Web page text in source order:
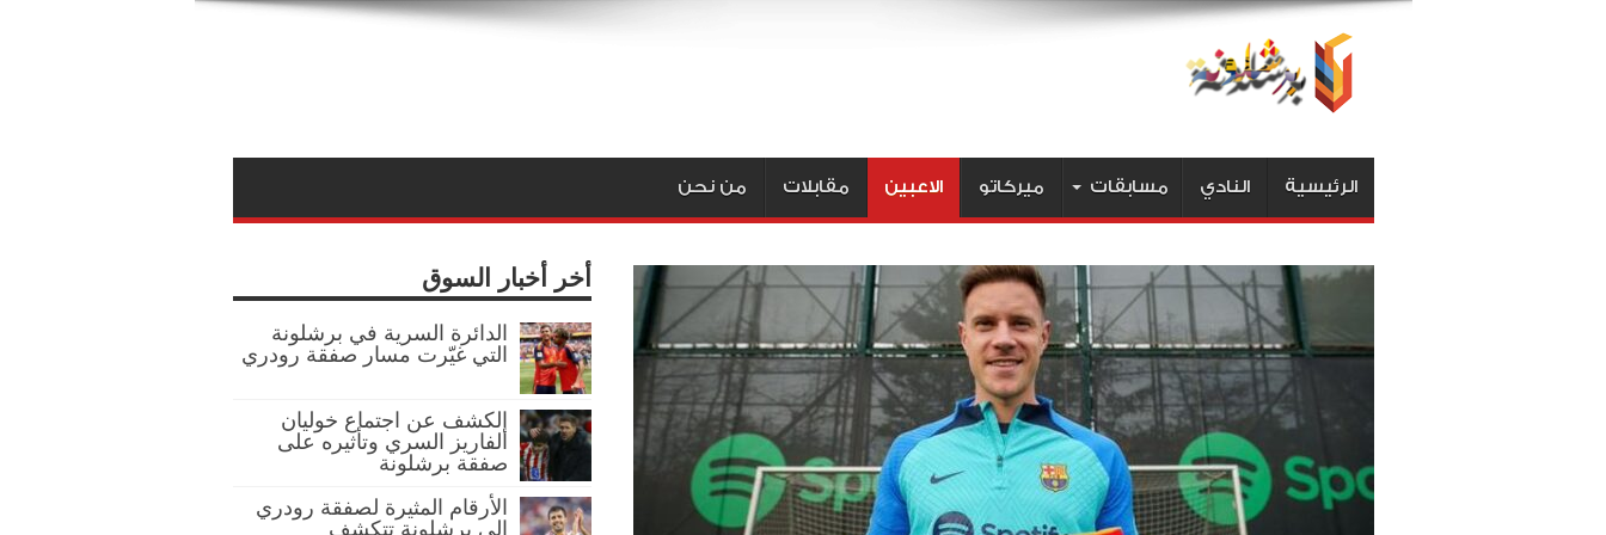
الرئيسية النادي مسابقات ميركاتو الاعبين مقابلات من نحن
أخر أخبار السوق
الدائرة السرية في برشلونة
التي غيّرت مسار صفقة رودري
الكشف عن اجتماع خوليان
ألفاريز السري وتأثيره على
صفقة برشلونة
الأرقام المثيرة لصفقة رودري
إلى برشلونة تتكشف